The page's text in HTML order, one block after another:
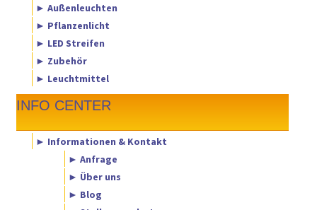
► Außenleuchten
► Pflanzenlicht
► LED Streifen
► Zubehör
► Leuchtmittel
INFO CENTER
► Informationen & Kontakt
► Anfrage
► Über uns
► Blog